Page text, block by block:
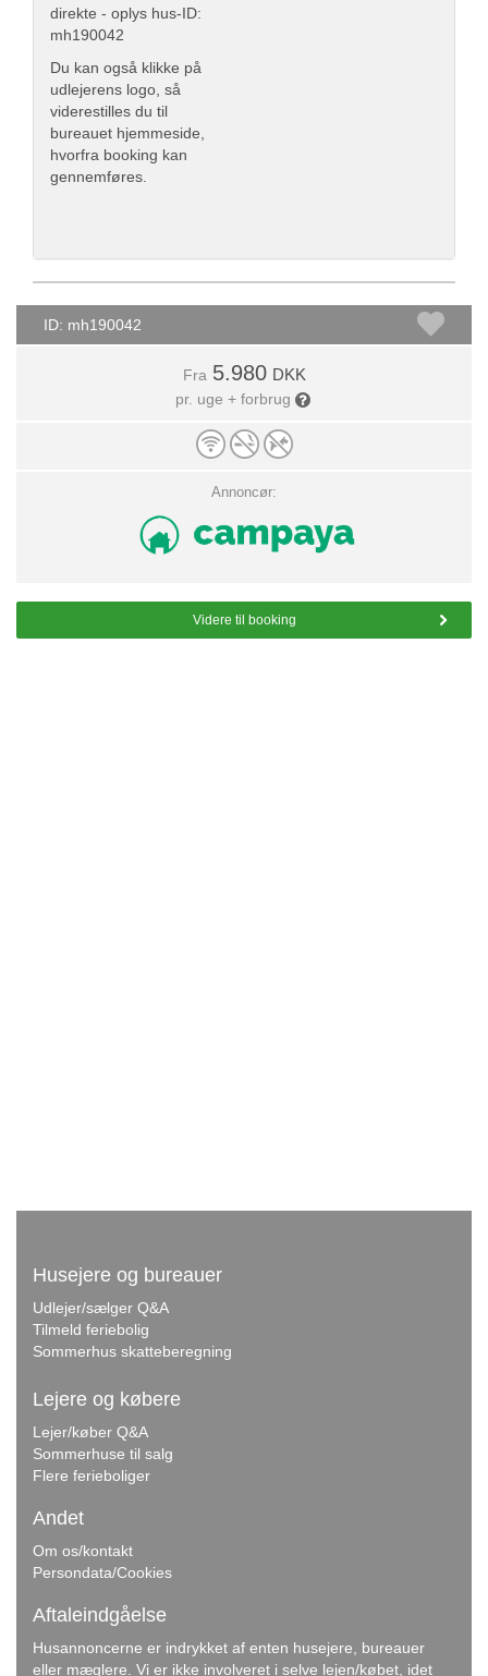
direkte - oplys hus-ID:
mh190042
Du kan også klikke på
udlejerens logo, så
viderestilles du til
bureauet hjemmeside,
hvorfra booking kan
gennemføres.
ID: mh190042
Fra 5.980 DKK
pr. uge + forbrug
Annoncør:
Videre til booking
Husejere og bureauer
Udlejer/sælger Q&A
Tilmeld feriebolig
Sommerhus skatteberegning
Lejere og købere
Lejer/køber Q&A
Sommerhuse til salg
Flere ferieboliger
Andet
Om os/kontakt
Persondata/Cookies
Aftaleindgåelse
Husannoncerne er indrykket af enten husejere, bureauer
eller mæglere. Vi er ikke involveret i selve lejen/købet, idet